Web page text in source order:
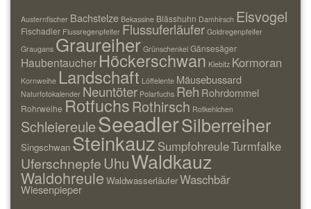
Austernfischer Bachstelze Bekassine Blässhuhn Damhirsch Eisvogel
Fischadler Flussregenpfeifer Flussuferläufer Goldregenpfeifer
Graugans Graureiher Grünschenkel Gänsesäger
Haubentaucher Höckerschwan Kiebitz Kormoran
Kornweihe Landschaft Löffelente Mäusebussard
Naturfotokalender Neuntöter Polarfuchs Reh Rohrdommel
Rohrweihe Rotfuchs Rothirsch Rotkehlchen
SchleiereuleSeeadlerSilberreiher
Singschwan Steinkauz SumpfohreuleTurmfalke
UferschnepfeUhuWaldkauz
Waldohreule WaldwasserläuferWaschbär
Wiesenpieper